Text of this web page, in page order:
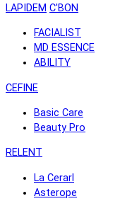
LAPIDEM C'BON
FACIALIST
MD ESSENCE
ABILITY
CEFINE
Basic Care
Beauty Pro
RELENT
La Cerarl
Asterope